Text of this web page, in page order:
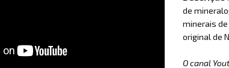
de
minerais
original de
O canal